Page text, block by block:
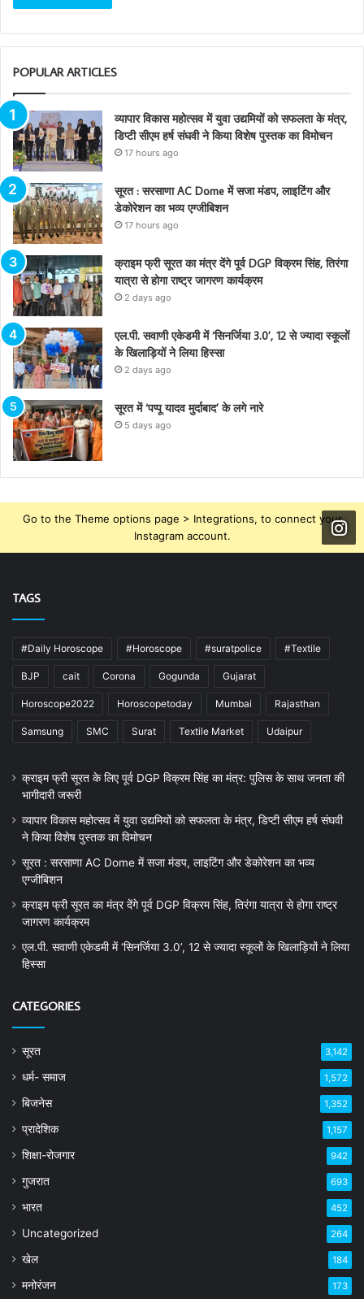
POPULAR ARTICLES
व्यापार विकास महोत्सव में युवा उद्यमियों को सफलता के मंत्र,
डिप्टी सीएम हर्ष संघवी ने किया विशेष पुस्तक का विमोचन
17 hours ago
सूरत : सरसाणा AC Dome में सजा मंडप, लाइटिंग और
डेकोरेशन का भव्य एग्जीबिशन
17 hours ago
क्राइम फ्री सूरत का मंत्र देंगे पूर्व DGP विक्रम सिंह, तिरंगा
यात्रा से होगा राष्ट्र जागरण कार्यक्रम
2 days ago
एल.पी. सवाणी एकेडमी में ‘सिनर्जिया 3.0’, 12 से ज्यादा स्कूलों
के खिलाड़ियों ने लिया हिस्सा
2 days ago
सूरत में ‘पप्पू यादव मुर्दाबाद’ के लगे नारे
5 days ago
Go to the Theme options page > Integrations, to connect your
Instagram account.
TAGS
#Daily Horoscope #Horoscope #suratpolice #Textile
BJP cait Corona Gogunda Gujarat
Horoscope2022 Horoscopetoday Mumbai Rajasthan
Samsung SMC Surat Textile Market Udaipur
क्राइम फ्री सूरत के लिए पूर्व DGP विक्रम सिंह का मंत्र: पुलिस के साथ जनता की
भागीदारी जरूरी
व्यापार विकास महोत्सव में युवा उद्यमियों को सफलता के मंत्र, डिप्टी सीएम हर्ष संघवी
ने किया विशेष पुस्तक का विमोचन
सूरत : सरसाणा AC Dome में सजा मंडप, लाइटिंग और डेकोरेशन का भव्य
एग्जीबिशन
क्राइम फ्री सूरत का मंत्र देंगे पूर्व DGP विक्रम सिंह, तिरंगा यात्रा से होगा राष्ट्र
जागरण कार्यक्रम
एल.पी. सवाणी एकेडमी में ‘सिनर्जिया 3.0’, 12 से ज्यादा स्कूलों के खिलाड़ियों ने लिया
हिस्सा
CATEGORIES
सूरत 3,142
धर्म- समाज 1,572
बिजनेस 1,352
प्रादेशिक 1,157
शिक्षा-रोजगार 942
गुजरात 693
भारत 452
Uncategorized 264
खेल 184
मनोरंजन 173